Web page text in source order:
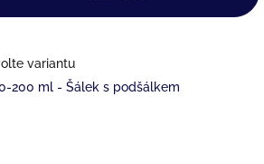
variantu
200 ml - Šálek s podšálkem